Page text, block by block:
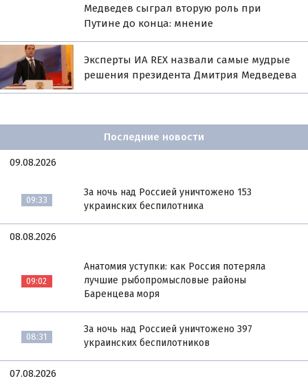
Медведев сыграл вторую роль при
Путине до конца: мнение
Эксперты ИА REX назвали самые мудрые
решения президента Дмитрия Медведева
Последние новости
09.08.2026
09:33
За ночь над Россией уничтожено 153
украинских беспилотника
08.08.2026
09:02
Анатомия уступки: как Россия потеряла
лучшие рыбопромысловые районы
Баренцева моря
08:31
За ночь над Россией уничтожено 397
украинских беспилотников
07.08.2026